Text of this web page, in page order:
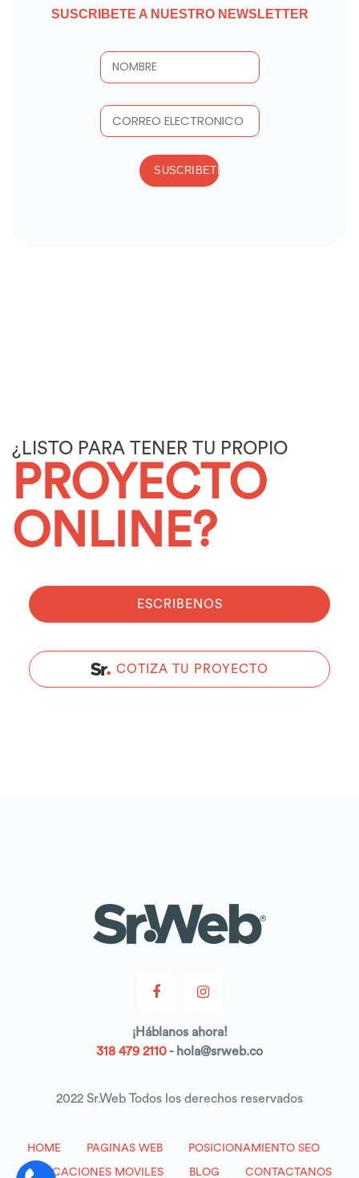
SUSCRIBETE A NUESTRO NEWSLETTER
¿LISTO PARA TENER TU PROPIO
PROYECTO
ONLINE?
ESCRIBENOS
COTIZA TU PROYECTO
¡Háblanosahora!
318 479 2110- hola@srweb.co
2022 Sr.Web Todos los derechos reservados
HOME PAGINAS WEB POSICIONAMIENTO SEO
APLICACIONES MOVILES BLOG CONTACTANOS